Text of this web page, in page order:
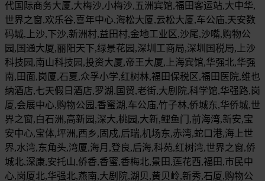
代国际商务大厦,大梅沙,小梅沙,五洲宾馆,福田客运站,大中华,
世界之窗,欢乐谷,喜年中心,海松大厦,云松大厦,车公庙,天安数
码城,上沙,下沙,新洲村,益田村,金地工业区,沙尾,沙嘴,购物公
园,国通大厦,丽阳天下,绿景花园,深圳工商局,深圳国税局,上沙
科技园,南山科技园,投资大厦,帝王大厦,上海宾馆,华强北,华强
南,田面,岗厦,石夏,众孚小学,红树林,福田保税区,福田医院,维也
纳酒店,七天假日酒店,罗湖,国贸,老街,大剧院,科学馆,华强路,岗
厦,会展中心,购物公园,香蜜湖,车公庙,竹子林,侨城东,华侨城,世
界之窗,白石洲,高新园,深大,桃园,大新,鲤鱼门,前海湾,新安,宝
安中心,宝体,坪洲,西乡,固戍,后瑞,机场东,赤湾,蛇口港,海上世
界,水湾,东角头,湾厦,海月,登良,后海,科苑,红树湾,世界之窗,侨
城北,深康,安托山,侨香,香蜜,香梅北,景田,莲花西,福田,市民中
心,岗厦北,华强北,燕南,大剧院,湖贝,黄贝岭,新秀,石厦,购物公